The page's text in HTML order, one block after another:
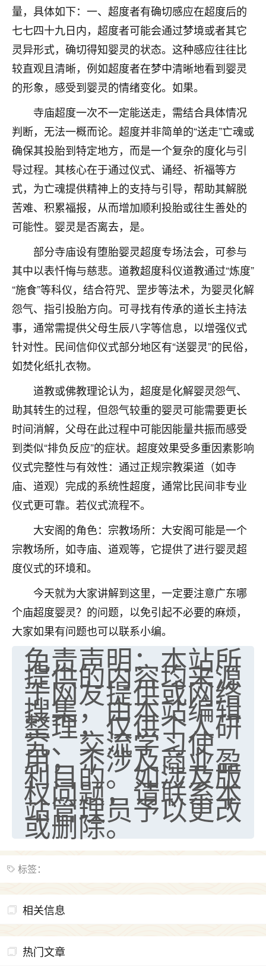
量，具体如下：一、超度者有确切感应在超度后的
七七四十九日内，超度者可能会通过梦境或者其它
灵异形式，确切得知婴灵的状态。这种感应往往比
较直观且清晰，例如超度者在梦中清晰地看到婴灵
的形象，感受到婴灵的情绪变化。如果。
寺庙超度一次不一定能送走，需结合具体情况
判断，无法一概而论。超度并非简单的“送走”亡魂或
确保其投胎到特定地方，而是一个复杂的度化与引
导过程。其核心在于通过仪式、诵经、祈福等方
式，为亡魂提供精神上的支持与引导，帮助其解脱
苦难、积累福报，从而增加顺利投胎或往生善处的
可能性。婴灵是否离去，是。
部分寺庙设有堕胎婴灵超度专场法会，可参与
其中以表忏悔与慈悲。道教超度科仪道教通过“炼度”
“施食”等科仪，结合符咒、罡步等法术，为婴灵化解
怨气、指引投胎方向。可寻找有传承的道长主持法
事，通常需提供父母生辰八字等信息，以增强仪式
针对性。民间信仰仪式部分地区有“送婴灵”的民俗，
如焚化纸扎衣物。
道教或佛教理论认为，超度是化解婴灵怨气、
助其转生的过程，但怨气较重的婴灵可能需要更长
时间消解，父母在此过程中可能因能量共振而感受
到类似“排负反应”的症状。超度效果受多重因素影响
仪式完整性与有效性：通过正规宗教渠道（如寺
庙、道观）完成的系统性超度，通常比民间非专业
仪式更可靠。若仪式流程不。
大安阁的角色：宗教场所：大安阁可能是一个
宗教场所，如寺庙、道观等，它提供了进行婴灵超
度仪式的环境和。
今天就为大家讲解到这里，一定要注意广东哪
个庙超度婴灵？的问题，以免引起不必要的麻烦，
大家如果有问题也可以联系小编。
免责声明：本站所
提供的内容均来源
于网友提供或网络
搜集，由本站编辑
整理，仅供个人研
究、交流学习使
用，不涉及商业盈
利目的。如涉及版
权问题，请联系本
站管理员予以更改
或删除。
标签：
相关信息
热门文章
12小时前 来自北京 32
心心相印
我身体不太好，总是病病殃殃的，去检查又没什么大
问题，反正就是不舒服。中医西医看遍了，找不到问
题，后来无意中看到有人推荐慧来老师，跟老师聊过
之后，心情豁然开朗，也听老师建议，处理了一些因
果问题。今年以来，身体比以前好多，主要是心情好
了，老师说境随心转，现在深有体会了。
鹿森：是的，其实跟老师聊过之后，最大的感
触，首先就是心态会变好，万般皆是命，半点
不由人！
1天前 来自四川 9
金白水清
我也想找老师看看，有没有人给个联系方式的啊？
鹿森 ：慧来老师微信：gjsy0624
1天前 来自江西 12
青春168
我也想要，我也想要！
2天前 来自山西
Jessica李
老师做不做超度法事？我想给我奶奶做超度，她今年
刚去世了。
七零老顽童：我母亲前年离世，刚开始我经常
做梦梦见她，后来也是朋友介绍，找到慧来老
师，安排了超度法事，做梦再也没有梦到过
了，一开始是半信半疑的，图个心安，给亡母
超度，现在看来，人不信也不行。
2天前 来自云南 11
优秀的张同学
老师收徒吗？？我对这些很感兴趣
2天前 来自山西 15